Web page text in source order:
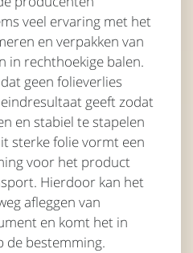
veel ervaring met het
en verpakken van
in rechthoekige balen.
geen folieverlies
geeft zodat
en stabiel te stapelen
sterke folie vormt een
voor het product
Hierdoor kan het
afleggen van
en komt het in
de bestemming.